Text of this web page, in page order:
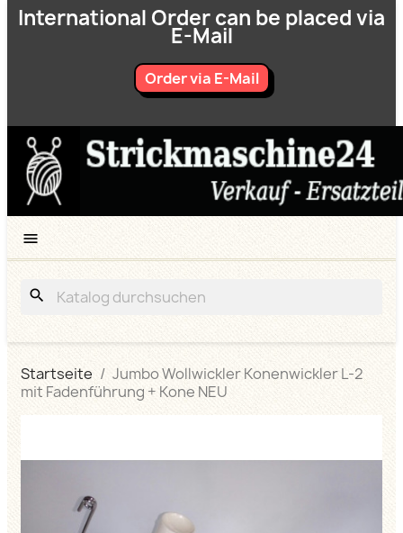
International Order can be placed via
E-Mail
Order via E-Mail

search
Startseite
Jumbo Wollwickler Konenwickler L-2
mit Fadenführung + Kone NEU